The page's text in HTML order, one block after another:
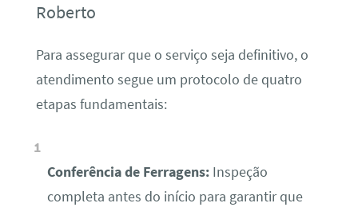
Roberto
Para assegurar que o serviço seja definitivo, o
atendimento segue um protocolo de quatro
etapas fundamentais:
Conferência de Ferragens:Inspeção
completa antes do início para garantir que